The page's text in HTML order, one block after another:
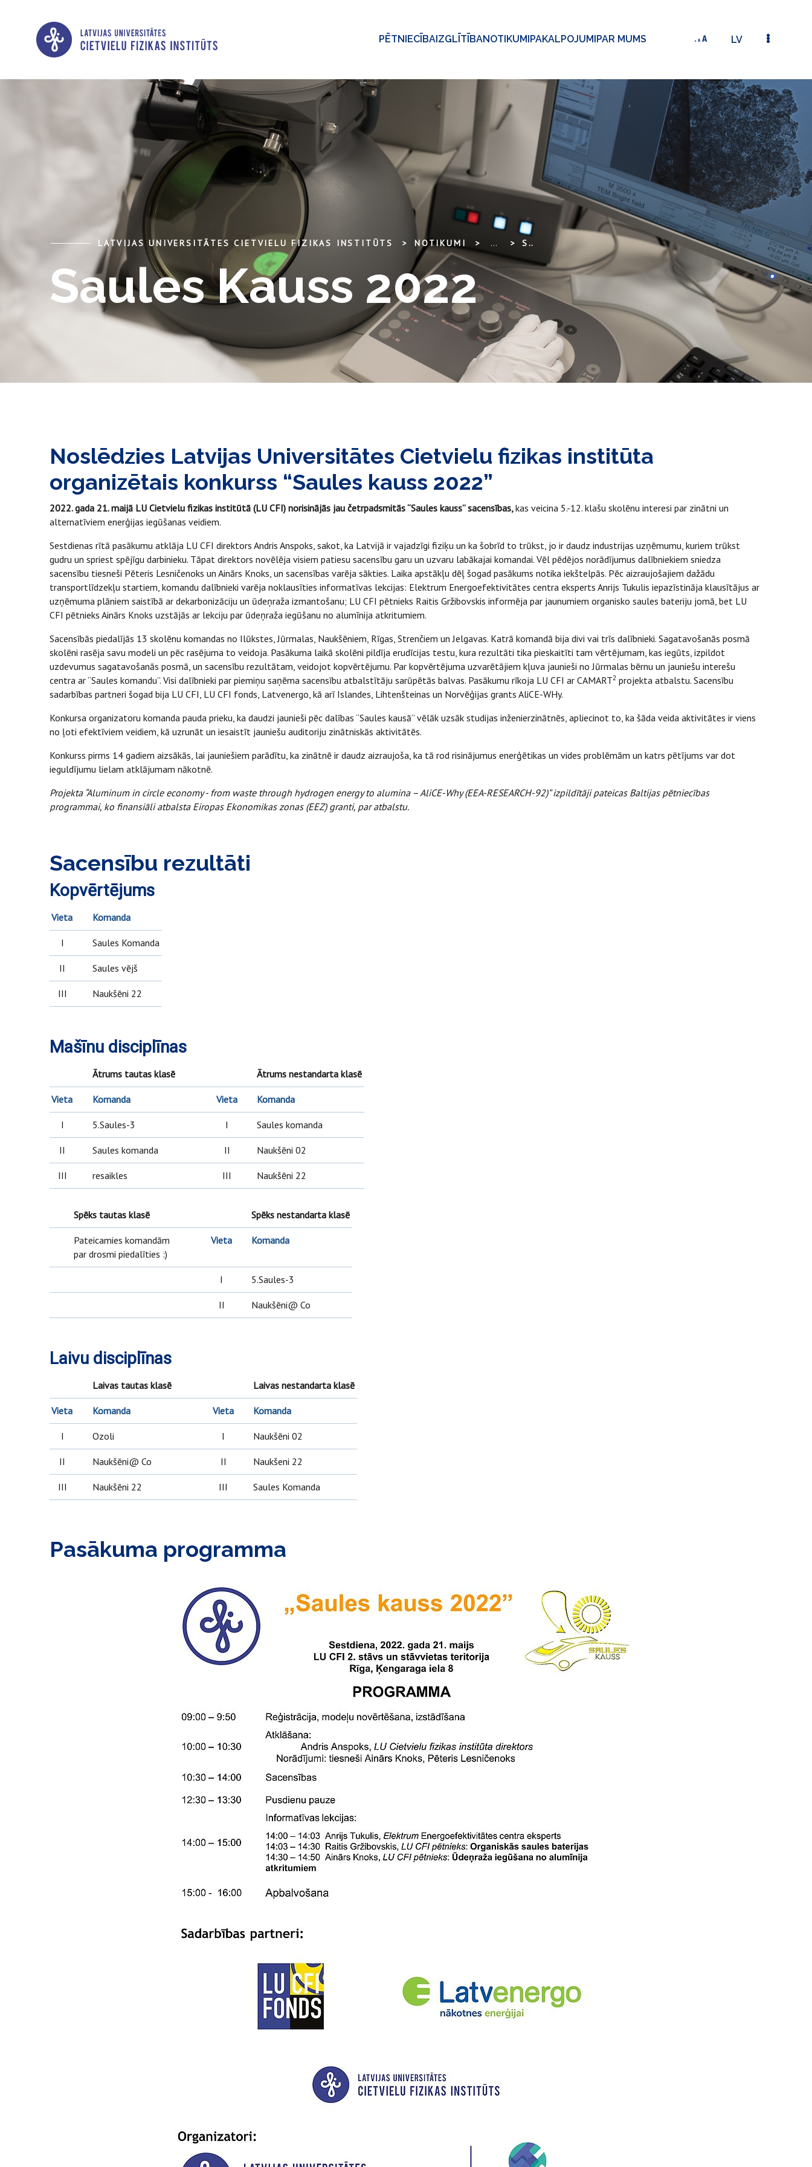
PĒTNIECĪBAIZGLĪTĪBANOTIKUMIPAKALPOJUMIPAR MUMS LV
LATVIJAS UNIVERSITĀTES CIETVIELU FIZIKAS INSTITŪTS NOTIKUMI ... SAULES KAUSS 2022
Saules Kauss 2022
Noslēdzies Latvijas Universitātes Cietvielu fizikas institūta
organizētais konkurss “Saules kauss 2022”
2022. gada 21. maijā LU Cietvielu fizikas institūtā (LU CFI) norisinājās jau četrpadsmitās “Saules kauss” sacensības,kas veicina 5.-12. klašu skolēnu interesi par zinātni un
alternatīviem enerģijas iegūšanas veidiem.
Sestdienas rītā pasākumu atklāja LU CFI direktors Andris Anspoks, sakot, ka Latvijā ir vajadzīgi fiziķu un ka šobrīd to trūkst, jo ir daudz industrijas uzņēmumu, kuriem trūkst
gudru un spriest spējīgu darbinieku. Tāpat direktors novēlēja visiem patiesu sacensību garu un uzvaru labākajai komandai. Vēl pēdējos norādījumus dalībniekiem sniedza
sacensību tiesneši Pēteris Lesničenoks un Ainārs Knoks, un sacensības varēja sākties. Laika apstākļu dēļ šogad pasākums notika iekštelpās. Pēc aizraujošajiem dažādu
transportlīdzekļu startiem, komandu dalībnieki varēja noklausīties informatīvas lekcijas: Elektrum Energoefektivitātes centra eksperts Anrijs Tukulis iepazīstināja klausītājus ar
uzņēmuma plāniem saistībā ar dekarbonizāciju un ūdeņraža izmantošanu; LU CFI pētnieks Raitis Gržibovskis informēja par jaunumiem organisko saules bateriju jomā, bet LU
CFI pētnieks Ainārs Knoks uzstājās ar lekciju par ūdeņraža iegūšanu no alumīnija atkritumiem.
Sacensībās piedalījās 13 skolēnu komandas no Ilūkstes, Jūrmalas, Naukšēniem, Rīgas, Strenčiem un Jelgavas. Katrā komandā bija divi vai trīs dalībnieki. Sagatavošanās posmā
skolēni rasēja savu modeli un pēc rasējuma to veidoja. Pasākuma laikā skolēni pildīja erudīcijas testu, kura rezultāti tika pieskaitīti tam vērtējumam, kas iegūts, izpildot
uzdevumus sagatavošanās posmā, un sacensību rezultātam, veidojot kopvērtējumu. Par kopvērtējuma uzvarētājiem kļuva jaunieši no Jūrmalas bērnu un jauniešu interešu
centra ar “Saules komandu”. Visi dalībnieki par piemiņu saņēma sacensību atbalstītāju sarūpētās balvas. Pasākumu rīkoja LU CFI ar CAMART2 projekta atbalstu. Sacensību
sadarbības partneri šogad bija LU CFI, LU CFI fonds, Latvenergo, kā arī Islandes, Lihtenšteinas un Norvēģijas grants AliCE-WHy.
Konkursa organizatoru komanda pauda prieku, ka daudzi jaunieši pēc dalības “Saules kausā” vēlāk uzsāk studijas inženierzinātnēs, apliecinot to, ka šāda veida aktivitātes ir viens
no ļoti efektīviem veidiem, kā uzrunāt un iesaistīt jauniešu auditoriju zinātniskās aktivitātēs.
Konkurss pirms 14 gadiem aizsākās, lai jauniešiem parādītu, ka zinātnē ir daudz aizraujoša, ka tā rod risinājumus enerģētikas un vides problēmām un katrs pētījums var dot
ieguldījumu lielam atklājumam nākotnē.
Projekta “Aluminum in circle economy - from waste through hydrogen energy to alumina – AliCE-Why (EEA-RESEARCH-92)” izpildītāji pateicas Baltijas pētniecības
programmai, ko finansiāli atbalsta Eiropas Ekonomikas zonas (EEZ) granti, par atbalstu.
Sacensību rezultāti
Kopvērtējums
Vieta Komanda
I Saules Komanda
II Saules vējš
III Naukšēni 22
Mašīnu disciplīnas
Ātrums tautas klasē Ātrums nestandarta klasē
Vieta Komanda Vieta Komanda
I 5.Saules-3 I Saules komanda
II Saules komanda II Naukšēni 02
III resaikles III Naukšēni 22
Spēks tautas klasē Spēks nestandarta klasē
Pateicamies komandām
par drosmi piedalīties :)
Vieta Komanda
I 5.Saules-3
II Naukšēni@ Co
Laivu disciplīnas
Laivas tautas klasē Laivas nestandarta klasē
Vieta Komanda Vieta Komanda
I Ozoli I Naukšēni 02
II Naukšēni@ Co II Naukšeni 22
III Naukšēni 22 III Saules Komanda
Pasākuma programma